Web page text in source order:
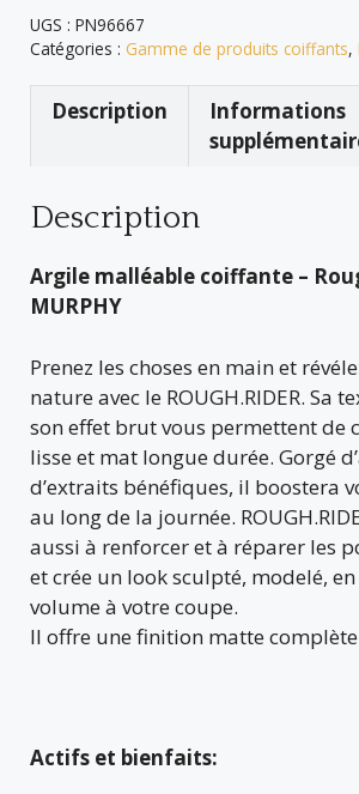
UGS : PN96667
Catégories : Gamme de produits coiffants,
Description
Informations
Description
Argile malléable coiffante –
MURPHY
Prenez les choses en main et
nature avec le ROUGH.RIDER. Sa
son effet brut vous permettent de
lisse et mat longue durée. Gorgé
d’extraits bénéfiques, il boostera
au long de la journée.
aussi à renforcer et à réparer les
et crée un look sculpté, modelé,
volume à votre coupe.
Il offre une finition matte
Actifs et bienfaits: